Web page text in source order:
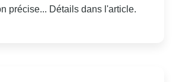
précise... Détails dans l'article.